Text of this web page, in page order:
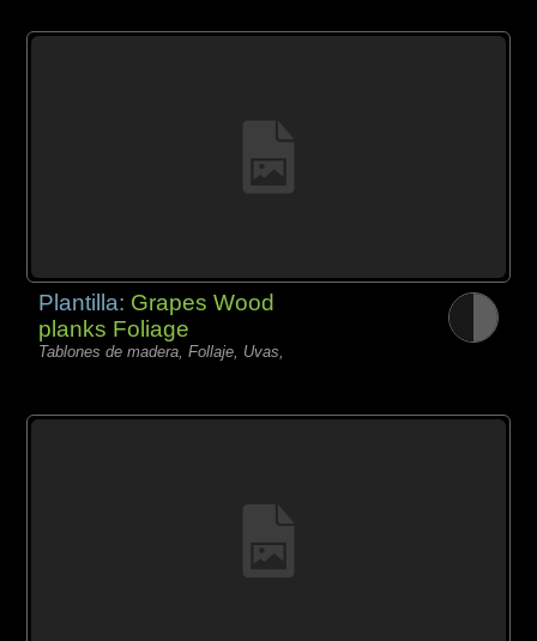
Plantilla: Grapes Wood
planks Foliage
Tablones de madera, Follaje, Uvas,